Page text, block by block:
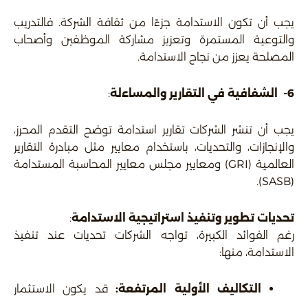
يجب أن تكون الاستدامة جزءًا من ثقافة الشركة. فالتدريب
والتوعية المستمرة وتعزيز مشاركة الموظفين وأصحاب
المصلحة يعزز من نجاح الاستدامة.
6- الشفافية في التقارير والمساءلة :
يجب أن تنشر الشركات تقارير استدامة توضح التقدم المحرز،
والإنجازات، والتحديات، باستخدام معايير مثل مبادرة التقارير
العالمية (GRI) ومعايير مجلس معايير المحاسبة المستدامة
(SASB).
تحديات تطوير وتنفيذ استراتيجية الاستدامة:
رغم الفوائد الكبيرة، تواجه الشركات تحديات عند تنفيذ
الاستدامة، منها:
التكاليف الأولية المرتفعة:قد يكون الاستثمار